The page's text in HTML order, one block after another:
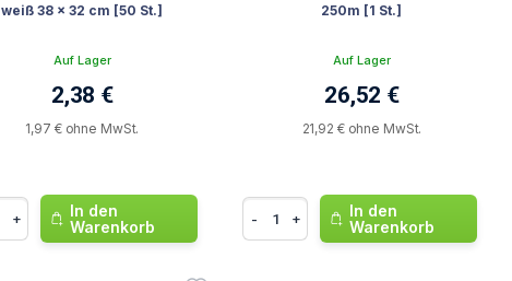
weiß 38 x 32 cm [50 St.]
Auf Lager
2,38 €
1,97 € ohne MwSt.
+
In den
Warenkorb
250m [1 St.]
Auf Lager
26,52 €
21,92 € ohne MwSt.
- +
In den
Warenkorb